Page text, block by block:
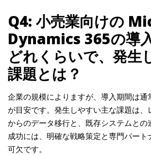
Q4: 小売業向けの
Dynamics 365の導
どれくらいで、発生
課題とは？
企業の規模によりますが、導入期間は通
が目安です。発生しやすい主な課題は、
からのデータ移行と、既存システムとの
成功には、明確な戦略策定と専門パート
可欠です。